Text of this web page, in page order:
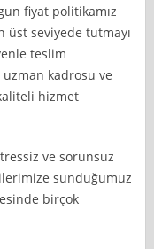
fiyat politikamız
seviyede tutmayı
teslim
kadrosu ve
hizmet
ve sorunsuz
sunduğumuz
birçok